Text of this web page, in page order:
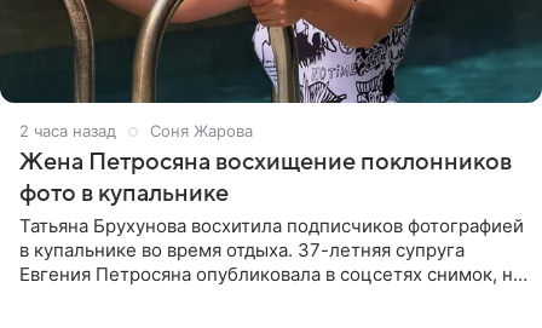
2 часа назад Соня Жарова
Жена Петросяна восхищение поклонников
фото в купальнике
Татьяна Брухунова восхитила подписчиков фотографией
в купальнике во время отдыха. 37-летняя супруга
Евгения Петросяна опубликовала в соцсетях снимок, на